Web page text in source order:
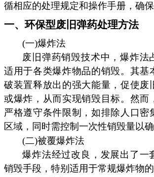
循相应的处理规定和操作手册，确保
一、环保型废旧弹药处理方法
(一)爆炸法
废旧弹药销毁技术中，爆炸法
适用于各类爆炸物品的销毁。其基
破装置释放出的强大能量，促使废
或爆炸，从而实现销毁目标。然而
严格遵守条件限制，如排除人口密
区域，同时需控制一次性销毁量以确
(二)被覆爆炸法
爆炸法经过改良，发展出了一
销毁手段，特别适用于常规爆炸物的